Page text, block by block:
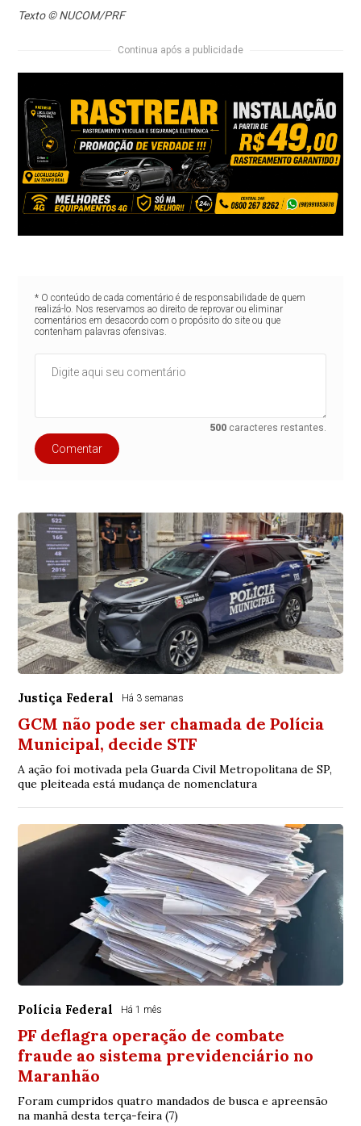
Texto © NUCOM/PRF
Continua após a publicidade
* O conteúdo de cada comentário é de responsabilidade de quem
realizá-lo. Nos reservamos ao direito de reprovar ou eliminar
comentários em desacordo com o propósito do site ou que
contenham palavras ofensivas.
500 caracteres restantes.
Comentar
Justiça Federal Há 3 semanas
GCM não pode ser chamada de Polícia
Municipal, decide STF
A ação foi motivada pela Guarda Civil Metropolitana de SP,
que pleiteada está mudança de nomenclatura
Polícia Federal Há 1 mês
PF deflagra operação de combate
fraude ao sistema previdenciário no
Maranhão
Foram cumpridos quatro mandados de busca e apreensão
na manhã desta terça-feira (7)